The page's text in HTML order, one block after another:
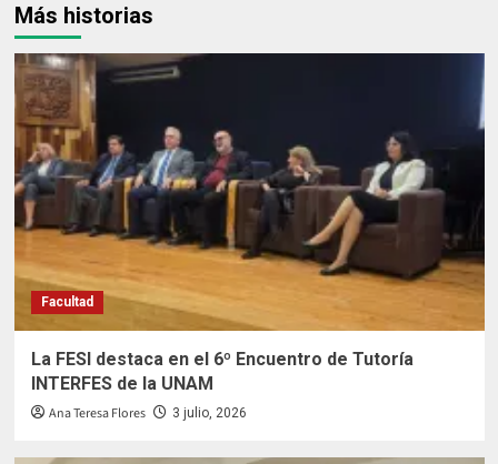
Más historias
Facultad
La FESI destaca en el 6º Encuentro de Tutoría
INTERFES de la UNAM
Ana Teresa Flores 3 julio, 2026